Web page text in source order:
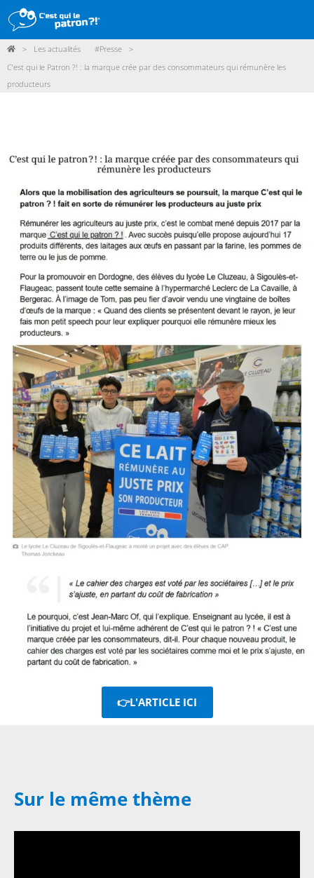
DÉMARCHE
ACTUALITÉS
> Les actualités #Presse
>
C’est qui le Patron ?! : la marque crée par des consommateurs qui rémunère les
producteurs
👉L'ARTICLE ICI
Sur le même thème